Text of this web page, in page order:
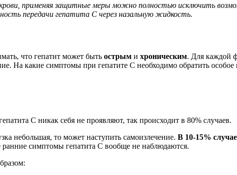
применяя защитные меры можно полностью исключить
передачи гепатита С через назальную жидкость.
что гепатит может быть острым и хроническим. Для каждой
На какие симптомы при гепатите С необходимо обратить
С никак себя не проявляют, так происходит в 80% случаев.
небольшая, то может наступить самоизлечение. В 10-15%
ранние симптомы гепатита С вообще не наблюдаются.